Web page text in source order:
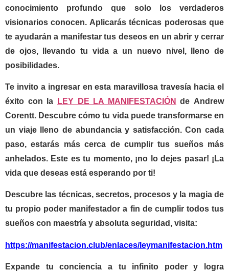
conocimiento profundo que solo los verdaderos
visionarios conocen. Aplicarás técnicas poderosas que
te ayudarán a manifestar tus deseos en un abrir y cerrar
de ojos, llevando tu vida a un nuevo nivel, lleno de
posibilidades.
Te invito a ingresar en esta maravillosa travesía hacia el
éxito con la
LEY DE LA MANIFESTACIÓN de Andrew
Corentt. Descubre cómo tu vida puede transformarse en
un viaje lleno de abundancia y satisfacción. Con cada
paso, estarás más cerca de cumplir tus sueños más
anhelados. Este es tu momento, ¡no lo dejes pasar! ¡La
vida que deseas está esperando por ti!
Descubre las técnicas, secretos, procesos y la magia de
tu propio poder manifestador a fin de cumplir todos tus
sueños con maestría y absoluta seguridad, visita:
https://manifestacion.club/enlaces/leymanifestacion.htm
Expande tu conciencia a tu infinito poder y logra